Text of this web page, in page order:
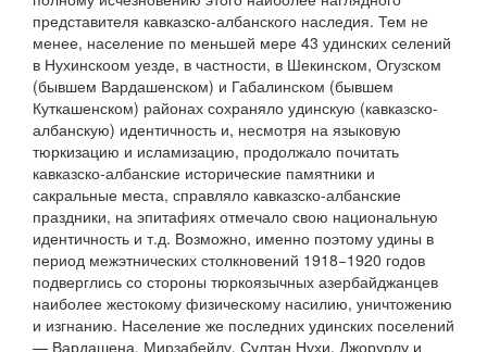
представителя кавказско-албанского наследия. Тем не
менее, население по меньшей мере 43 удинских селений
в Нухинскоом уезде, в частности, в Шекинском, Огузском
(бывшем Вардашенском) и Габалинском (бывшем
Куткашенском) районах сохраняло удинскую (кавказско-
албанскую) идентичность и, несмотря на языковую
тюркизацию и исламизацию, продолжало почитать
кавказско-албанские исторические памятники и
сакральные места, справляло кавказско-албанские
праздники, на эпитафиях отмечало свою национальную
идентичность и т.д. Возможно, именно поэтому удины в
период межэтнических столкновений 1918−1920 годов
подверглись со стороны тюркоязычных азербайджанцев
наиболее жестокому физическому насилию, уничтожению
и изгнанию. Население же последних удинских поселений
— Вардашена, Мирзабейлу, Султан Нухи, Джорурлу и